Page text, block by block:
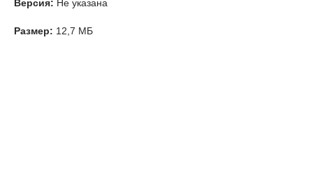
Версия: Не указана
Размер: 12,7 МБ